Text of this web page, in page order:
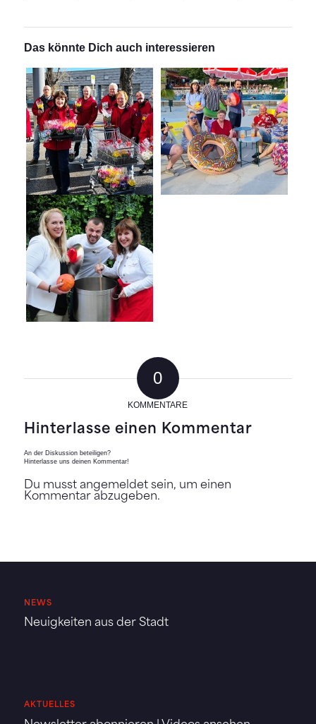
Das könnte Dich auch interessieren
0
KOMMENTARE
Hinterlasse einen Kommentar
An der Diskussion beteiligen?
Hinterlasse uns deinen Kommentar!
Du musst angemeldetsein, um einen
Kommentar abzugeben.
NEWS
Neuigkeiten aus der Stadt
AKTUELLES